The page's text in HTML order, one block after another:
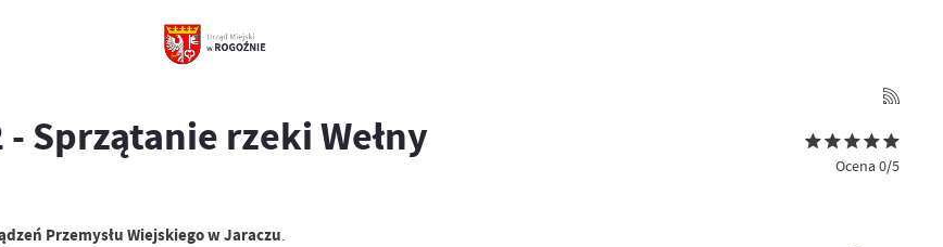
Sprzątanie rzeki Wełny
Ocena 0/5
Przemysłu Wiejskiego w Jaraczu.